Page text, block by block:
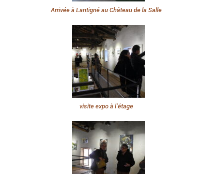
Arrivée à Lantigné au Château de la Salle
visite expo à l’étage